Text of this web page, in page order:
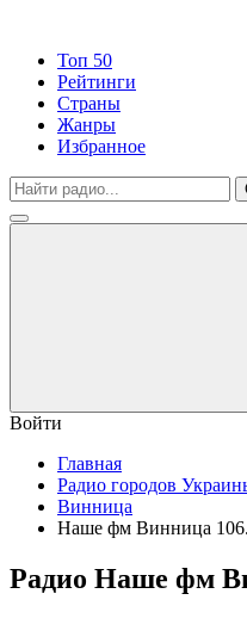
Топ 50
Рейтинги
Страны
Жанры
Избранное
Войти
Главная
Радио городов
Винница
Наше фм Винница
Радио Наше фм